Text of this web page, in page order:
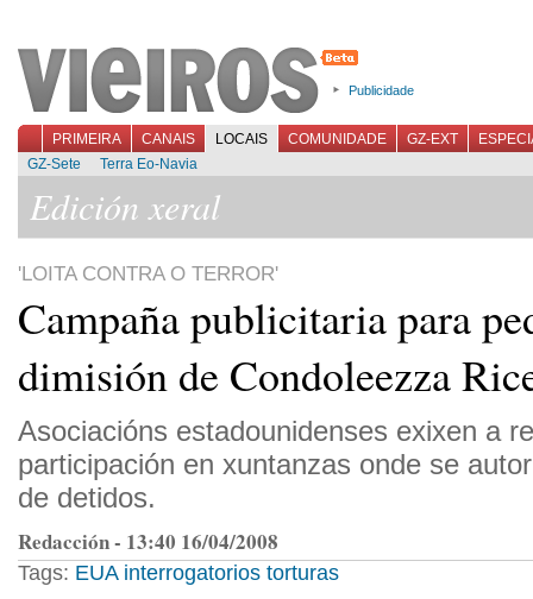
Publicidade
PRIMEIRA CANAIS LOCAIS COMUNIDADE GZ-EXT
GZ-Sete
Terra Eo-Navia
Edición xeral
'LOITA CONTRA O TERROR'
Campaña publicitaria para
dimisión de Condoleezza
Asociacións estadounidenses exixen a
participación en xuntanzas onde se
de detidos.
Redacción - 13:40 16/04/2008
Tags: EUA interrogatorios torturas